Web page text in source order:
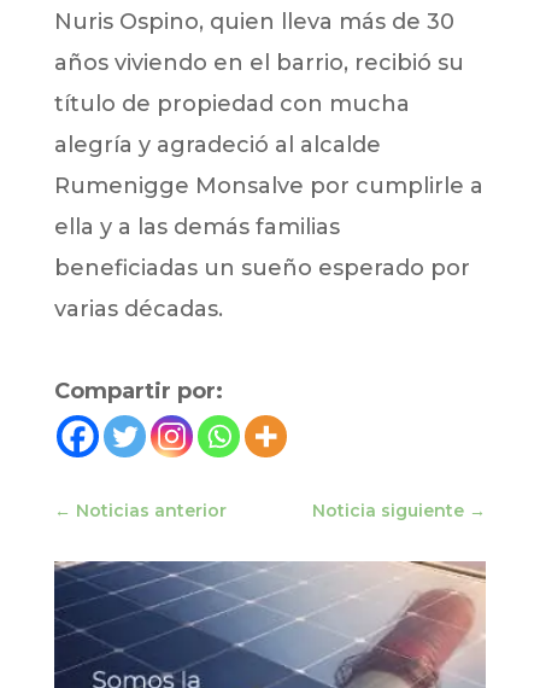
Nuris Ospino, quien lleva más de 30
años viviendo en el barrio, recibió su
título de propiedad con mucha
alegría y agradeció al alcalde
Rumenigge Monsalve por cumplirle a
ella y a las demás familias
beneficiadas un sueño esperado por
varias décadas.
Compartir por:
← Noticias anterior Noticia siguiente →